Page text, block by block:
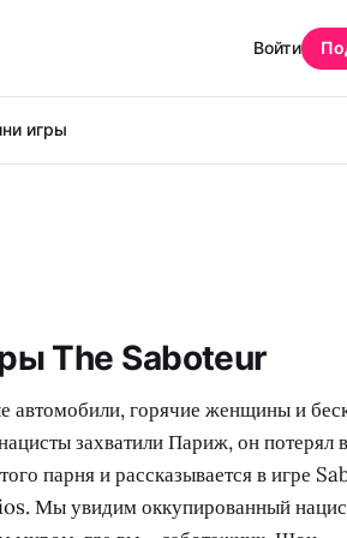
игры
Войти
The Saboteur
горячие женщины и
захватили Париж, он потерял
парня и рассказывается в игре
Мы увидим оккупированный